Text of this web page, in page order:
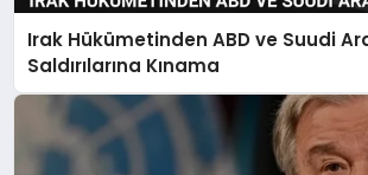
Irak Hükümetinden ABD ve Suudi
Saldırılarına Kınama